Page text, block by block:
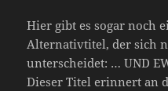
Hier gibt es sogar noch
Alternativtitel, der sich
unterscheidet: … UND
Dieser Titel erinnert an